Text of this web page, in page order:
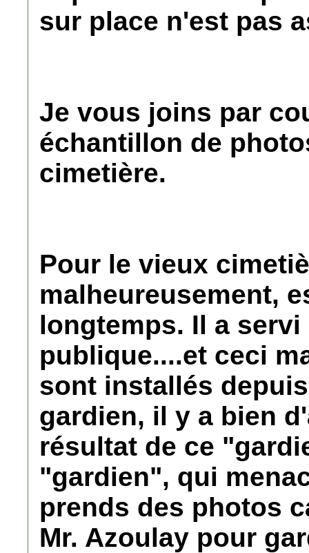
sur place n'est pas
Je vous joins par
échantillon de
cimetière.
Pour le vieux
malheureusement,
longtemps. Il a
publique....et ceci
sont installés
gardien, il y a bien
résultat de ce
"gardien", qui
prends des photos
Mr. Azoulay pour